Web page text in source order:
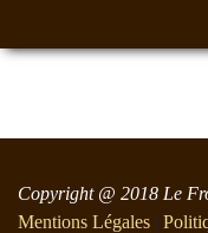
Copyright @ 2018 Le
Mentions Légales |